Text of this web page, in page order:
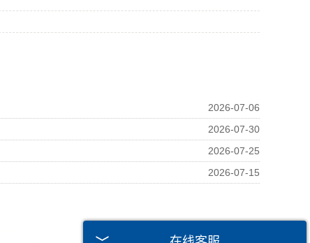
2026-07-06
2026-07-30
2026-07-25
2026-07-15